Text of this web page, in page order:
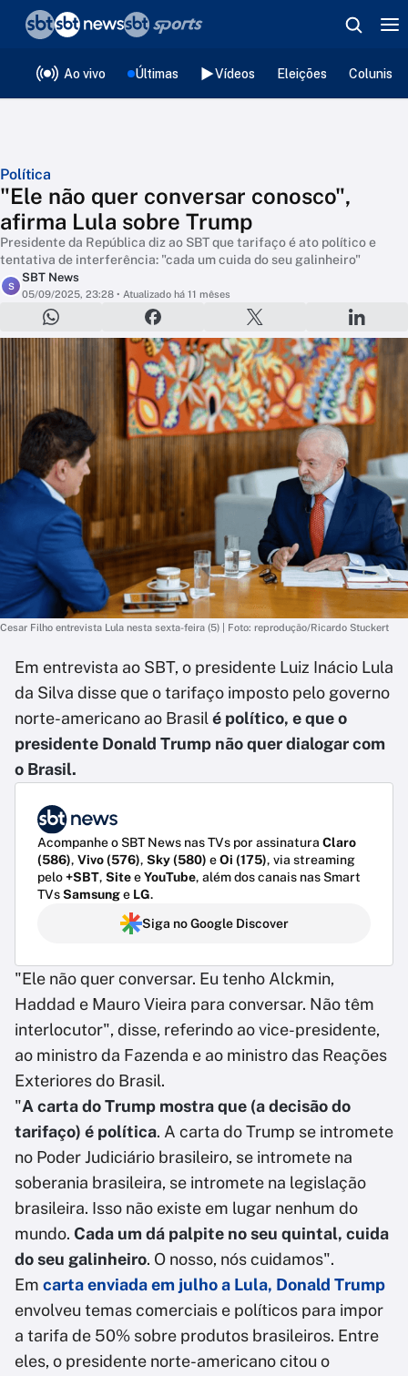
Ao vivo Últimas Vídeos Eleições
Política
"Ele não quer conversar conosco",
afirma Lula sobre Trump
Presidente da República diz ao SBT que tarifaço é ato político e
tentativa de interferência: "cada um cuida do seu galinheiro"
S
SBT News
05/09/2025, 23:28 • Atualizado há 11 mêses
Cesar Filho entrevista Lula nesta sexta-feira (5) | Foto: reprodução/Ricardo Stuckert
Em entrevista ao SBT, o presidente Luiz Inácio Lula
da Silva disse que o tarifaço imposto pelo governo
norte-americano ao Brasil é político, e que o
presidente Donald Trump não quer dialogar com
o Brasil.
Acompanhe o SBT News nas TVs por assinatura Claro
(586), Vivo (576), Sky (580) eOi (175), via streaming
pelo+SBT, SiteeYouTube, além dos canais nas Smart
TVsSamsunge LG.
Siga no Google Discover
"Ele não quer conversar. Eu tenho Alckmin,
Haddad e Mauro Vieira para conversar. Não têm
interlocutor", disse, referindo ao vice-presidente,
ao ministro da Fazenda e ao ministro das Reações
Exteriores do Brasil.
"A carta do Trump mostra que (a decisão do
tarifaço) é política. A carta do Trump se intromete
no Poder Judiciário brasileiro, se intromete na
soberania brasileira, se intromete na legislação
brasileira. Isso não existe em lugar nenhum do
mundo. Cada um dá palpite no seu quintal, cuida
do seu galinheiro. O nosso, nós cuidamos".
Em carta enviada em julho a Lula, Donald Trump
envolveu temas comerciais e políticos para impor
a tarifa de 50% sobre produtos brasileiros. Entre
eles, o presidente norte-americano citou o
❮voltar
Editorias